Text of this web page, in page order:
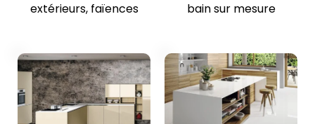
extérieurs, faïences
bain sur mesure